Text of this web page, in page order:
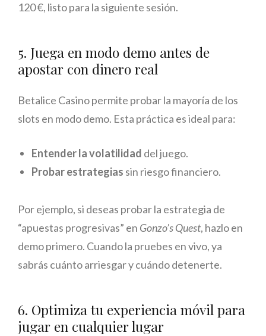
120 €, listo para la siguiente sesión.
5. Juega en modo demo antes de
apostar con dinero real
Betalice Casino permite probar la mayoría de los
slots en modo demo. Esta práctica es ideal para:
Entender la volatilidad del juego.
Probar estrategias sin riesgo financiero.
Por ejemplo, si deseas probar la estrategia de
“apuestas progresivas” en Gonzo’s Quest, hazlo en
demo primero. Cuando la pruebes en vivo, ya
sabrás cuánto arriesgar y cuándo detenerte.
6. Optimiza tu experiencia móvil para
jugar en cualquier lugar